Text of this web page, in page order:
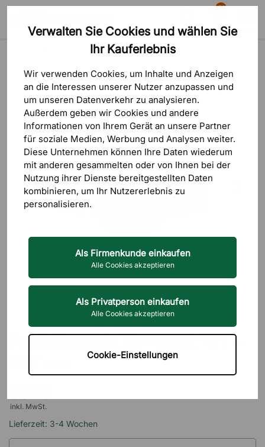
Verwalten Sie Cookies und wählen Sie
Ihr Kauferlebnis
Wir verwenden Cookies, um Inhalte und Anzeigen
an die Interessen unserer Nutzer anzupassen und
um unseren Datenverkehr zu analysieren.
Außerdem geben wir Cookies und andere
Informationen von Ihrem Gerät an unsere Partner
für soziale Medien, Werbung und Analysen weiter.
Diese Unternehmen können Ihre Daten wiederum
mit anderen gesammelten oder von Ihnen bei der
Nutzung ihrer Dienste bereitgestellten Daten
kombinieren, um Ihr Nutzererlebnis zu
personalisieren.
Als Firmenkunde einkaufen
Alle Cookies akzeptieren
Als Privatperson einkaufen
Alle Cookies akzeptieren
Cookie-Einstellungen
Suche
81
Warenkorb
Deckenlampen Pendelleuchten
Pendelleuchte Flowerpot VP7 -
inkl. MwSt.
Lieferzeit: 3-4 Wochen